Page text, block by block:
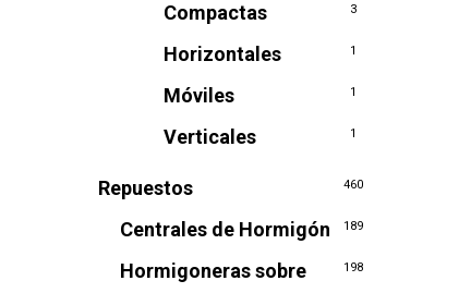
Compactas 3
Horizontales 1
Móviles 1
Verticales 1
Repuestos 460
Centrales de Hormigón 189
Hormigoneras sobre
198